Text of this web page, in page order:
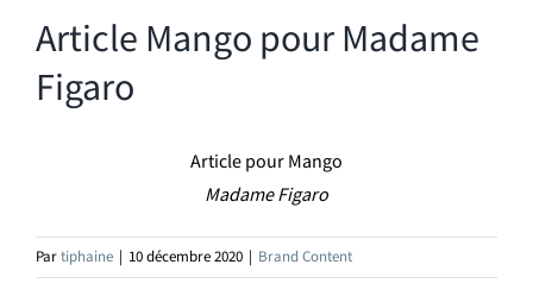
Article Mango pour Madame
Figaro
Article pour Mango
Madame Figaro
Partiphaine | 10 décembre 2020 | Brand Content